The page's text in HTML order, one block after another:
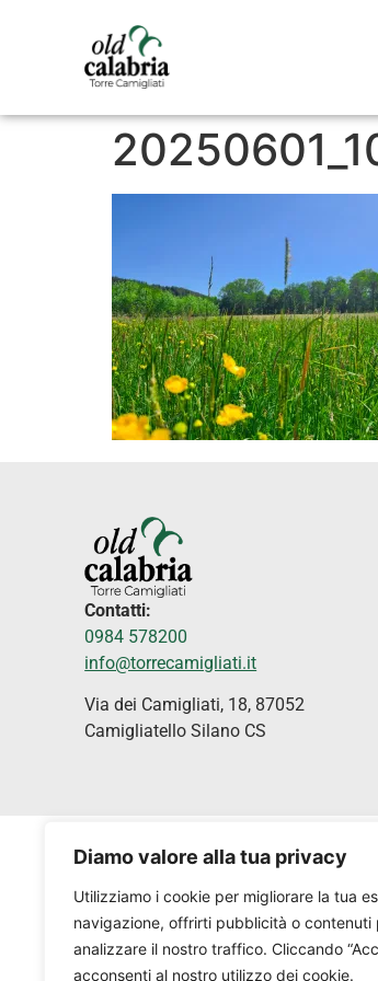
Diamo valore alla tua privacy
Utilizziamo i cookie per migliorare la tua
navigazione, offrirti pubblicità o contenuti
analizzare il nostro traffico. Cliccando
acconsenti al nostro utilizzo dei cookie.
Contatti:
0984 578200
info@torrecamigliati.it
Via dei Camigliati, 18, 87052
Camigliatello Silano CS